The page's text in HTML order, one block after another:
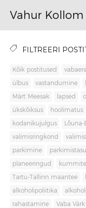
Vahur Kollom
FILTREERI
Kõik postitused
ülbus vastandumine
Märt Meesak lapsed
ükskõiksus hoolimatus
kodanikujulgus Lõuna-
valimisringkond
parkimine parkimistasu
planeeringud
Tartu-Tallinn maantee
alkoholipoliitika
rahastamine Vaba Värk